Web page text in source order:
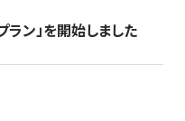
ン」を開始しました